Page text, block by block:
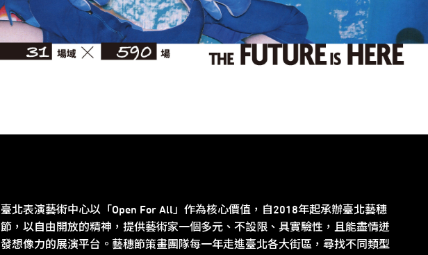
臺北表演藝術中心以「Open For All」作為核心價值，自2018年起承辦臺北藝穗
節，以自由開放的精神，提供藝術家一個多元、不設限、具實驗性，且能盡情迸
發想像力的展演平台。藝穗節策畫團隊每一年走進臺北各大街區，尋找不同類型